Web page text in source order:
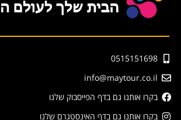
0515151698
info@maytour.co.il
בקרו אותנו גם בדף הפייסבוק שלנו
בקרו אותנו גם בדף האינסטגרם שלנו